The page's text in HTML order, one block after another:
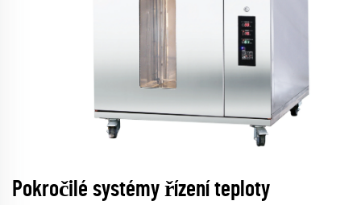
Pokročilé systémy řízení teploty